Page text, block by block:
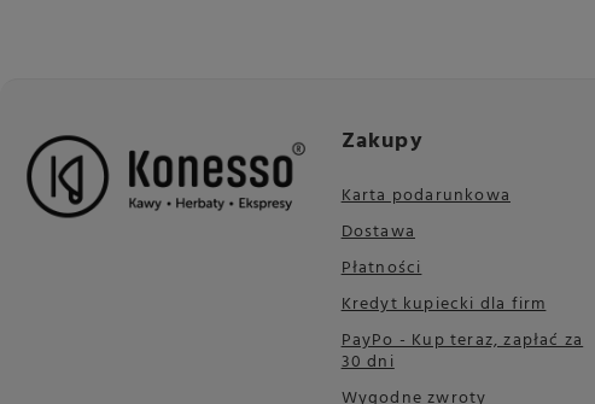
Zakupy
Karta podarunkowa
Dostawa
Płatności
Kredyt kupiecki dla firm
PayPo - Kup teraz, zapłać za
30 dni